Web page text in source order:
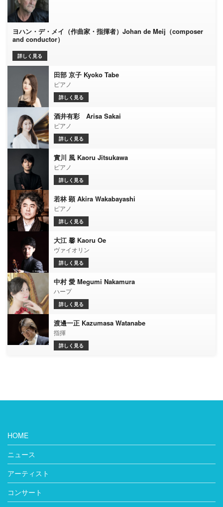
ヨハン・デ・メイ（作曲家・指揮者）Johan de Meij（composer
and conductor）
詳しく見る
田部 京子 Kyoko Tabe
ピアノ
詳しく見る
酒井有彩 Arisa Sakai
ピアノ
詳しく見る
實川 風 Kaoru Jitsukawa
ピアノ
詳しく見る
若林 顕 Akira Wakabayashi
ピアノ
詳しく見る
大江 馨 Kaoru Oe
ヴァイオリン
詳しく見る
中村 愛 Megumi Nakamura
ハープ
詳しく見る
渡邊一正 Kazumasa Watanabe
指揮
詳しく見る
HOME
ニュース
アーティスト
コンサート